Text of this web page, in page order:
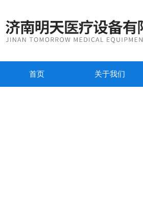
首页 关于我们